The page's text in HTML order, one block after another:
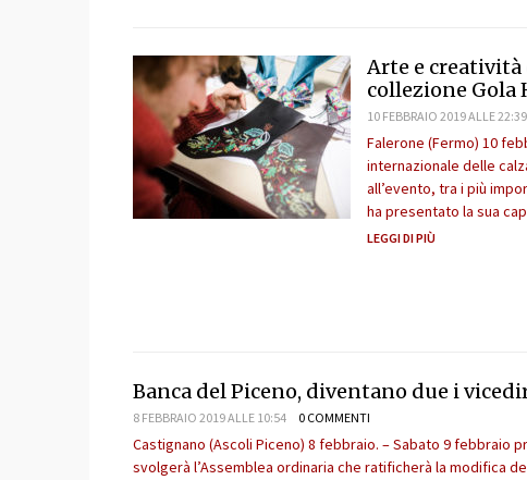
Arte e creatività
collezione Gola
10 FEBBRAIO 2019 ALLE 22:39
Falerone (Fermo) 10
internazionale delle
all’evento, tra i più
ha presentato la sua
LEGGI DI PIÙ
Banca del Piceno, diventano due i
8 FEBBRAIO 2019 ALLE 10:54 0 COMMENTI
Castignano (Ascoli Piceno) 8 febbraio. – Sabato 9 febbraio
svolgerà l’Assemblea ordinaria che ratificherà la modifica